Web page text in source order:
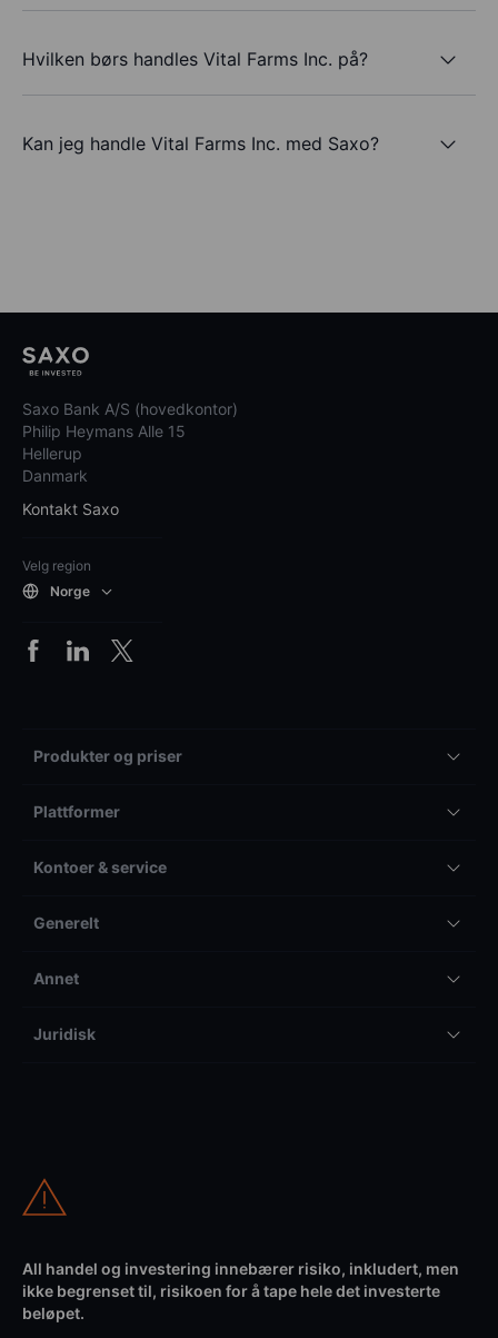
Hvilken børs handles Vital Farms Inc. på?
Kan jeg handle Vital Farms Inc. med Saxo?
Saxo Bank A/S (hovedkontor)
Philip Heymans Alle 15
Hellerup
Danmark
Kontakt Saxo
Velg region
Norge
Produkter og priser
Plattformer
Kontoer & service
Generelt
Annet
Juridisk
All handel og investering innebærer risiko, inkludert, men
ikke begrenset til, risikoen for å tape hele det investerte
beløpet.